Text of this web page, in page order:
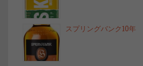
スプリングバンク10年